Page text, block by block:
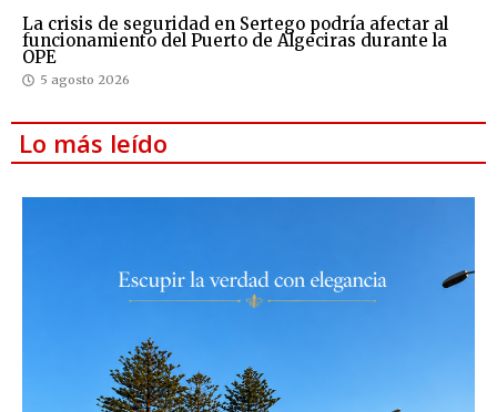
La crisis de seguridad en Sertego podría afectar al
funcionamiento del Puerto de Algeciras durante la
OPE
5 agosto 2026
Lo más leído